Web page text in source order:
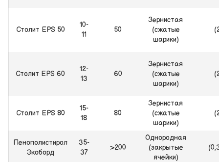
Столит EPS 50
10-
11
50
Зернистая
(сжатые
шарики)
Столит EPS 60
12-
13
60
Зернистая
(сжатые
шарики)
Столит EPS 80
15-
18
80
Зернистая
(сжатые
шарики)
Пенополистирол
Экоборд
35-
37
>200
Однородная
(закрытые
ячейки)